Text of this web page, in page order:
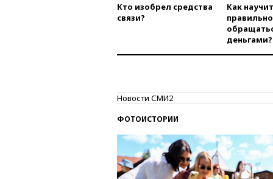
Кто изобрел средства
связи?
Как
правильно
деньгами?
Новости СМИ2
ФОТОИСТОРИИ